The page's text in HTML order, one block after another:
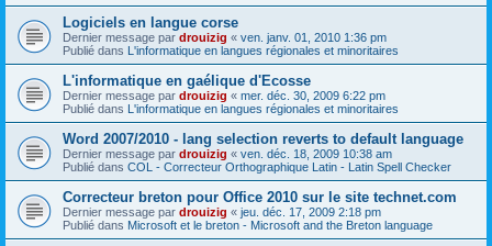
Logiciels en langue corse
Dernier message par drouizig « ven. janv. 01, 2010 1:36 pm
Publié dans L'informatique en langues régionales et minoritaires
L'informatique en gaélique d'Ecosse
Dernier message par drouizig « mer. déc. 30, 2009 6:22 pm
Publié dans L'informatique en langues régionales et minoritaires
Word 2007/2010 - lang selection reverts to default language
Dernier message par drouizig « ven. déc. 18, 2009 10:38 am
Publié dans COL - Correcteur Orthographique Latin - Latin Spell Checker
Correcteur breton pour Office 2010 sur le site technet.com
Dernier message par drouizig « jeu. déc. 17, 2009 2:18 pm
Publié dans Microsoft et le breton - Microsoft and the Breton language